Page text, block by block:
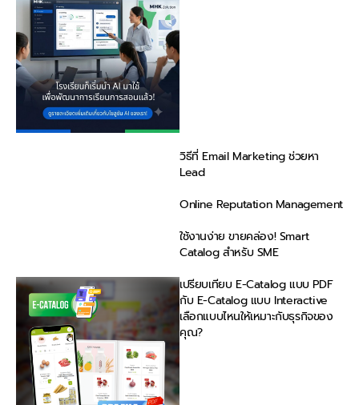
วิธีที่ Email Marketing ช่วยหา
Lead
Online Reputation Management
ใช้งานง่าย ขายคล่อง! Smart
Catalog สำหรับ SME
เปรียบเทียบ E-Catalog แบบ PDF
กับ E-Catalog แบบ Interactive
เลือกแบบไหนให้เหมาะกับธุรกิจของ
คุณ?